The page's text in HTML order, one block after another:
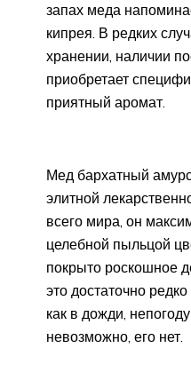
запах меда
кипрея. В редких
хранении, наличии
приобретает
приятный аромат.
Мед бархатный
элитной
всего мира, он
целебной пыльцой
покрыто роскошное
это достаточно
как в дожди,
невозможно, его нет.